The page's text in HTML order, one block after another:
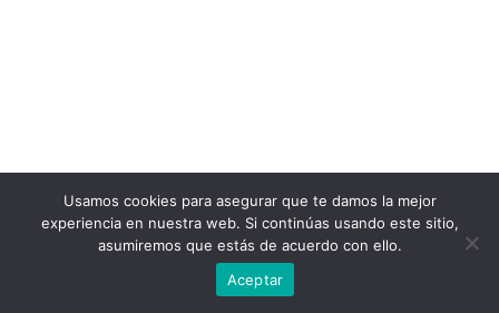
Usamos cookies para asegurar que te damos la mejor
experiencia en nuestra web. Si continúas usando este sitio,
asumiremos que estás de acuerdo con ello.
Aceptar